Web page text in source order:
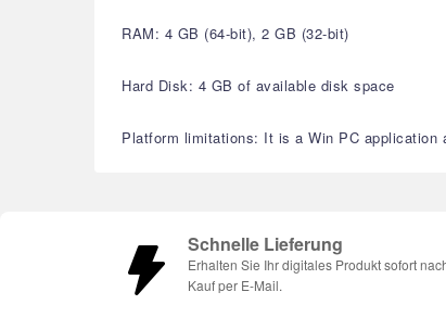
RAM: 4 GB (64-bit), 2 GB (32-bit)
Hard Disk: 4 GB of available disk space
Platform limitations: It is a Win PC
Schnelle Lieferung
Erhalten Sie Ihr digitales Produkt sofort
Kauf per E-Mail.